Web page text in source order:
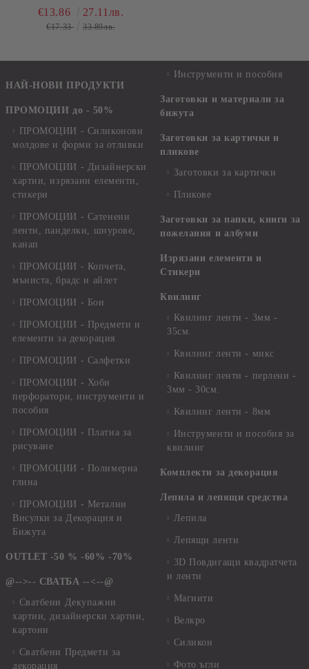
А5
€13.86 27.11лв.
€17.33 33.89лв.
НАЙ-НОВИ ПРОДУКТИ
ПРОМОЦИИ до - 50%
ПРОМОЦИИ - Силиконови
молдове и форми за отливки
ПРОМОЦИИ - Дизайнерски
хартии, изрязани елементи,
стикери
ПРОМОЦИИ - Сатенени
ленти, панделки, шнурове,
канап
ПРОМОЦИИ - Копчета,
мъниста, брадс и айлет
ПРОМОЦИИ - Бои
ПРОМОЦИИ - Предмети и
елементи за декорация
ПРОМОЦИИ - Салфетки
ПРОМОЦИИ - Хоби
перфоратори, инструменти и
пособия
ПРОМОЦИИ - Платна за
рисуване
ПРОМОЦИИ - Полимерна
глина
ПРОМОЦИИ - Метални
Висулки за Декорация и
Бижута
OUTLET -50 % -60% -70%
@-->-- СВАТБА --<--@
Сватбени Декупажни
хартии, дизайнерски хартии,
картони
Сватбени Предмети за
декорация
Инструменти и пособия
Заготовки и материали за
бижута
Заготовки за картички и
пликове
Заготовки за картички
Пликове
Заготовки за папки, книги за
пожелания и албуми
Изрязани елементи и
Стикери
Квилинг
Квилинг ленти - 3мм -
35см.
Квилинг ленти - микс
Квилинг ленти - перлени -
3мм - 30см.
Квилинг ленти - 8мм
Инструменти и пособия за
квилинг
Комплекти за декорация
Лепила и лепящи средства
Лепила
Лепящи ленти
3D Повдигащи квадратчета
и ленти
Магнити
Велкро
Силикон
Фото ъгли